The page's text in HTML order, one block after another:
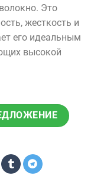
Это
жесткость и
его идеальным
высокой